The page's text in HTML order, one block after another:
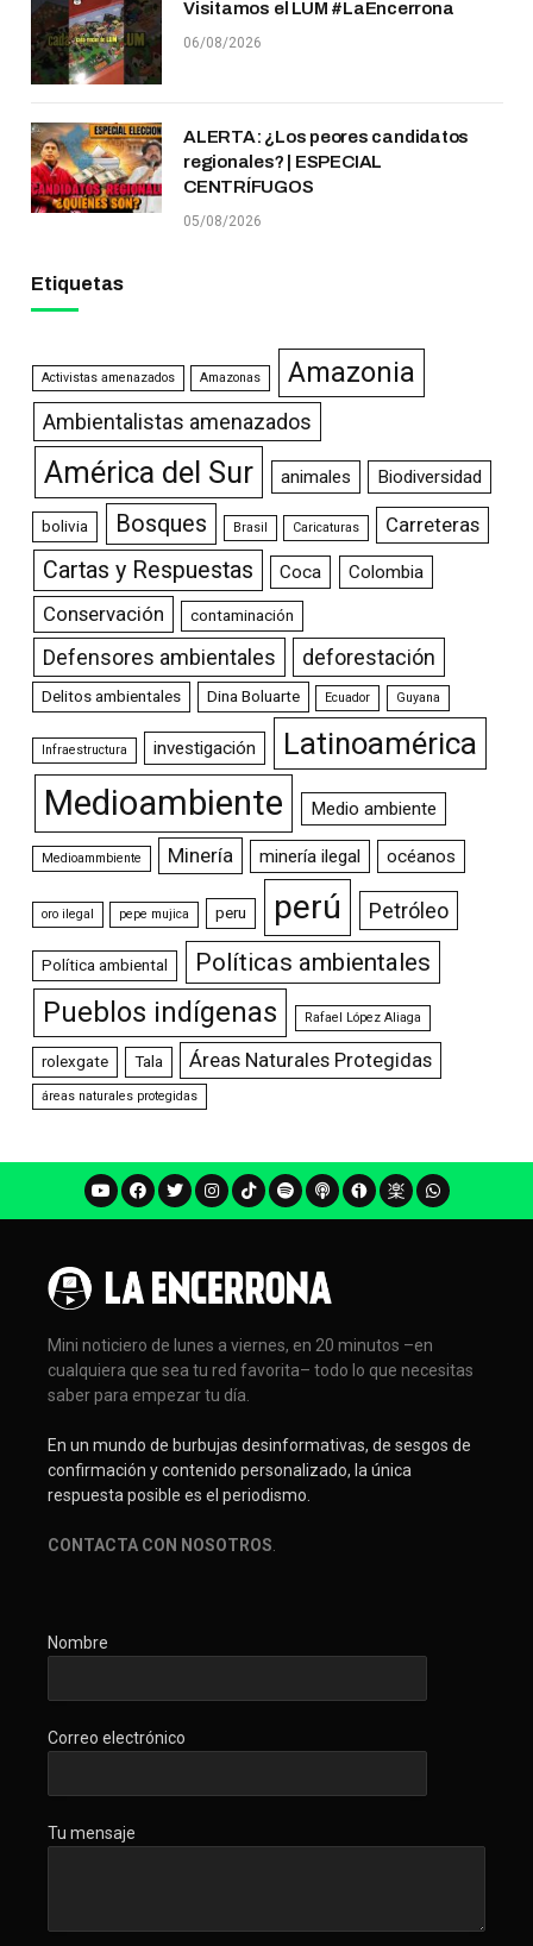
Visitamos el LUM #LaEncerrona
06/08/2026
ALERTA: ¿Los peores candidatos
regionales? | ESPECIAL
CENTRÍFUGOS
05/08/2026
Etiquetas
Activistas amenazados Amazonas Amazonia
Ambientalistas amenazados
América del Sur animales Biodiversidad
bolivia Bosques Brasil Caricaturas Carreteras
Cartas y Respuestas Coca Colombia
Conservación contaminación
Defensores ambientales deforestación
Delitos ambientales Dina Boluarte Ecuador Guyana
Infraestructura investigación Latinoamérica
Medioambiente Medio ambiente
Medioammbiente Minería minería ilegal océanos
oro ilegal pepe mujica peru perú Petróleo
Política ambiental Políticas ambientales
Pueblos indígenas Rafael López Aliaga
rolexgate Tala Áreas Naturales Protegidas
áreas naturales protegidas
Mini noticiero de lunes a viernes, en 20 minutos –en
cualquiera que sea tu red favorita– todo lo que necesitas
saber para empezar tu día.
En un mundo de burbujas desinformativas, de sesgos de
confirmación y contenido personalizado, la única
respuesta posible es el periodismo.
CONTACTA CON NOSOTROS
Nombre
Correo electrónico
Tu mensaje